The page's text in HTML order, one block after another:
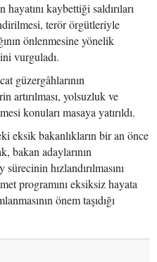
kaybettiği saldırıları
terör örgütleriyle
önlenmesine yönelik
vurguladı.
güzergâhlarının
artırılması, yolsuzluk ve
konuları masaya yatırıldı.
eksik bakanlıkların bir an önce
bakan adaylarının
hızlandırılmasını
programını eksiksiz hayata
önem taşıdığı